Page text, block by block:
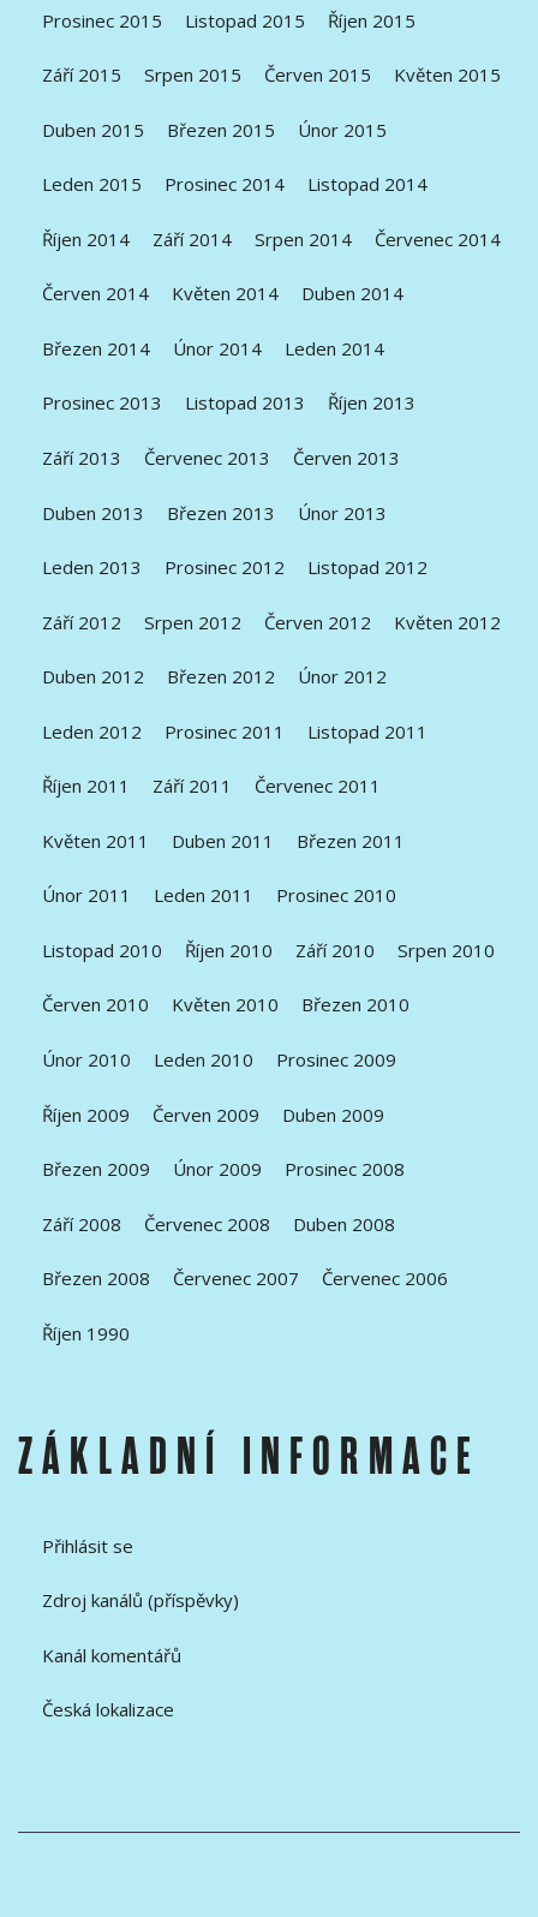
Prosinec 2015 Listopad 2015 Říjen 2015
Září 2015 Srpen 2015 Červen 2015 Květen 2015
Duben 2015 Březen 2015 Únor 2015
Leden 2015 Prosinec 2014 Listopad 2014
Říjen 2014 Září 2014 Srpen 2014 Červenec 2014
Červen 2014 Květen 2014 Duben 2014
Březen 2014 Únor 2014 Leden 2014
Prosinec 2013 Listopad 2013 Říjen 2013
Září 2013 Červenec 2013 Červen 2013
Duben 2013 Březen 2013 Únor 2013
Leden 2013 Prosinec 2012 Listopad 2012
Září 2012 Srpen 2012 Červen 2012 Květen 2012
Duben 2012 Březen 2012 Únor 2012
Leden 2012 Prosinec 2011 Listopad 2011
Říjen 2011 Září 2011 Červenec 2011
Květen 2011 Duben 2011 Březen 2011
Únor 2011 Leden 2011 Prosinec 2010
Listopad 2010 Říjen 2010 Září 2010 Srpen 2010
Červen 2010 Květen 2010 Březen 2010
Únor 2010 Leden 2010 Prosinec 2009
Říjen 2009 Červen 2009 Duben 2009
Březen 2009 Únor 2009 Prosinec 2008
Září 2008 Červenec 2008 Duben 2008
Březen 2008 Červenec 2007 Červenec 2006
Říjen 1990
ZÁKLADNÍ INFORMACE
Přihlásit se
Zdroj kanálů (příspěvky)
Kanál komentářů
Česká lokalizace